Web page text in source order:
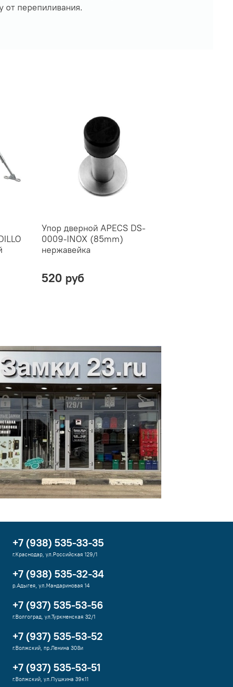
перепиливания.
Упор дверной APECS DS-
0009-INOX (85mm)
нержавейка
520 руб
+7 (938) 535-33-35
г.Краснодар, ул.Российская 129/1
+7 (938) 535-32-34
р.Адыгея, ул.Мандариновая 14
+7 (937) 535-53-56
г.Волгоград, ул.Туркменская 32/1
+7 (937) 535-53-52
г.Волжский, пр.Ленина 308и
+7 (937) 535-53-51
г.Волжский, ул.Пушкина 39к11